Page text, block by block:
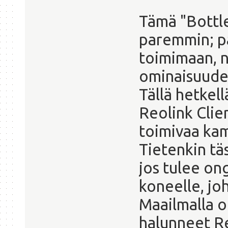
Tämä
paremmin;
toimimaan,
Tällä
Reolink
toimivaa
Tietenkin
jos tulee
koneelle,
Maailmalla
halunneet